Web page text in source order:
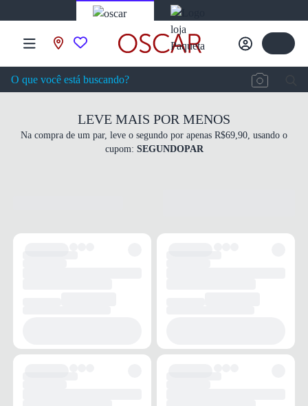
LEVE MAIS POR MENOS
Na compra de um par, leve o segundo por apenas R$69,90, usando o
cupom: SEGUNDOPAR